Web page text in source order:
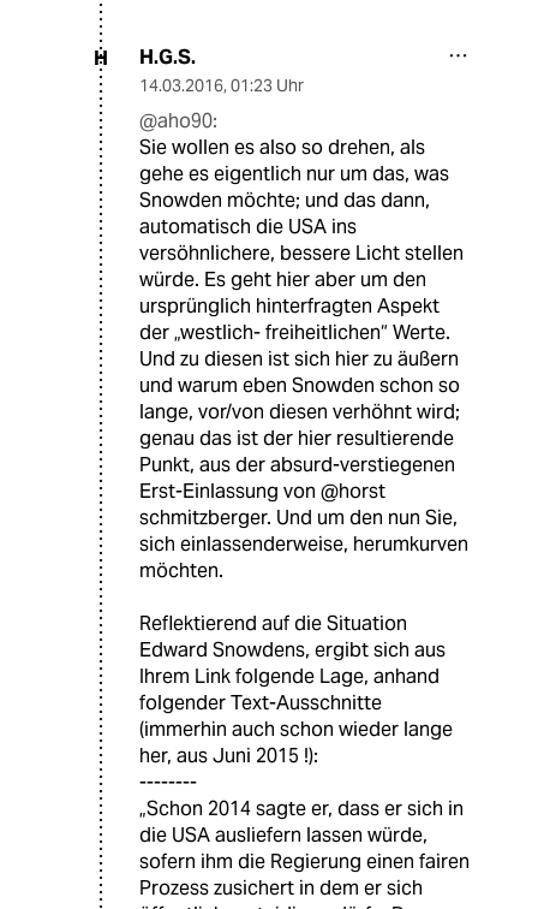
H H.G.S.
14.03.2016, 01:23 Uhr
@aho90:
Sie wollen es also so drehen, als
gehe es eigentlich nur um das, was
Snowden möchte; und das dann,
automatisch die USA ins
versöhnlichere, bessere Licht stellen
würde. Es geht hier aber um den
ursprünglich hinterfragten Aspekt
der „westlich- freiheitlichen“ Werte.
Und zu diesen ist sich hier zu äußern
und warum eben Snowden schon so
lange, vor/von diesen verhöhnt wird;
genau das ist der hier resultierende
Punkt, aus der absurd-verstiegenen
Erst-Einlassung von @horst
schmitzberger. Und um den nun Sie,
sich einlassenderweise, herumkurven
möchten.
Reflektierend auf die Situation
Edward Snowdens, ergibt sich aus
Ihrem Link folgende Lage, anhand
folgender Text-Ausschnitte
(immerhin auch schon wieder lange
her, aus Juni 2015 !):
--------
„Schon 2014 sagte er, dass er sich in
die USA ausliefern lassen würde,
sofern ihm die Regierung einen fairen
Prozess zusichert in dem er sich